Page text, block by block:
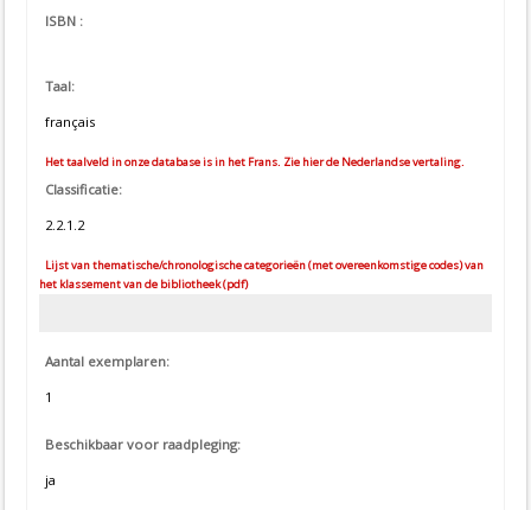
ISBN :
Taal:
français
Het taalveld in onze database is in het Frans. Zie hier de Nederlandse vertaling.
Classificatie:
2.2.1.2
Lijst van thematische/chronologische categorieën (met overeenkomstige codes) van
het klassement van de bibliotheek (pdf)
Aantal exemplaren:
1
Beschikbaar voor raadpleging:
ja